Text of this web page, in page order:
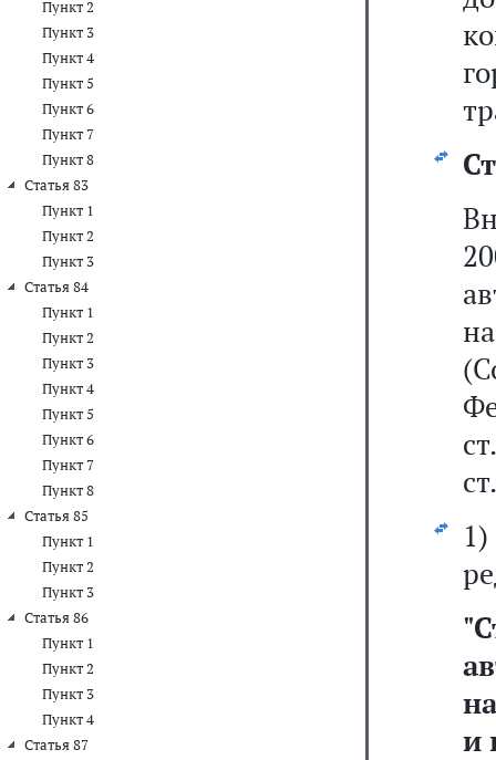
Пункт 2
Пункт 3
Пункт 4
Пункт 5
Пункт 6
Пункт 7
Пункт 8
Статья 83
Пункт 1
Пункт 2
Пункт 3
Статья 84
Пункт 1
Пункт 2
Пункт 3
Пункт 4
Пункт 5
Пункт 6
Пункт 7
Пункт 8
Статья 85
Пункт 1
Пункт 2
Пункт 3
Статья 86
Пункт 1
Пункт 2
Пункт 3
Пункт 4
Статья 87
и